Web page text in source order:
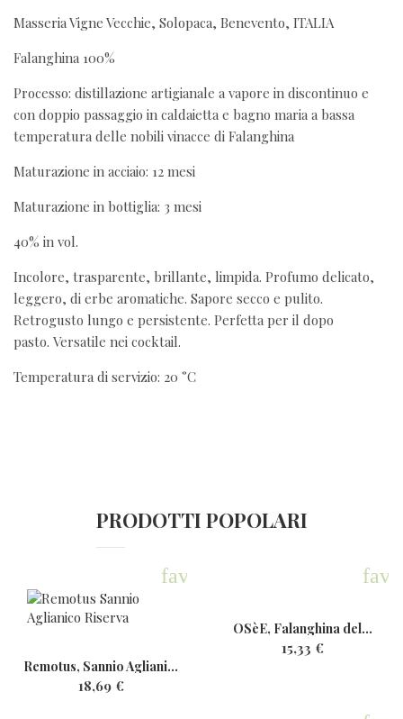
Masseria Vigne Vecchie, Solopaca, Benevento, ITALIA
Falanghina 100%
Processo: distillazione artigianale a vapore in discontinuo e
con doppio passaggio in caldaietta e bagno maria a bassa
temperatura delle nobili vinacce di Falanghina
Maturazione in acciaio: 12 mesi
Maturazione in bottiglia: 3 mesi
40% in vol.
Incolore, trasparente, brillante, limpida. Profumo delicato,
leggero, di erbe aromatiche. Sapore secco e pulito.
Retrogusto lungo e persistente. Perfetta per il dopo
pasto. Versatile nei cocktail.
Temperatura di servizio: 20 °C
PRODOTTI POPOLARI
favorite
Remotus, Sannio Aglianico...
18,69 €
OSèE, Falanghina del...
15,33 €